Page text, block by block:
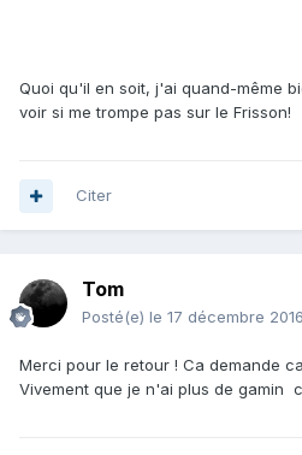
Quoi qu'il en soit, j'ai quand-même
voir si me trompe pas sur le Frisson!
Citer
Tom
Posté(e) le 17 décembre 2016
Merci pour le retour ! Ca demande
Vivement que je n'ai plus de gamin